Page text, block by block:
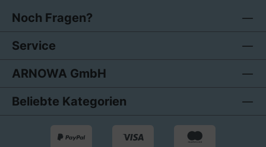
Noch Fragen?
Service
ARNOWA GmbH
Beliebte Kategorien